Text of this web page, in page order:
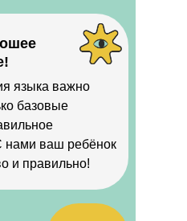
языка важно
базовые
нами ваш ребёнок
и правильно!